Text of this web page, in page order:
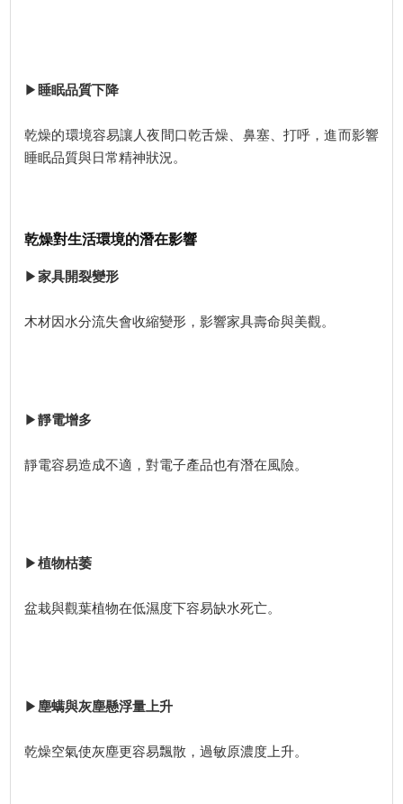
▶ 睡眠品質下降
乾燥的環境容易讓人夜間口乾舌燥、鼻塞、打呼，進而影響
睡眠品質與日常精神狀況。
乾燥對生活環境的潛在影響
▶家具開裂變形
木材因水分流失會收縮變形，影響家具壽命與美觀。
▶靜電增多
靜電容易造成不適，對電子產品也有潛在風險。
▶植物枯萎
盆栽與觀葉植物在低濕度下容易缺水死亡。
▶ 塵螨與灰塵懸浮量上升
乾燥空氣使灰塵更容易飄散，過敏原濃度上升。